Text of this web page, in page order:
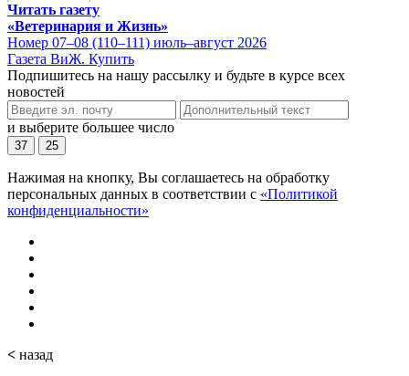
Читать газету
«Ветеринария и Жизнь»
Номер 07–08 (110–111) июль–август 2026
Газета ВиЖ. Купить
Подпишитесь на нашу рассылку и будьте в курсе всех
новостей
и выберите большее число
37 25
Нажимая на кнопку, Вы соглашаетесь на обработку
персональных данных в соответствии с «Политикой
конфиденциальности»
< назад